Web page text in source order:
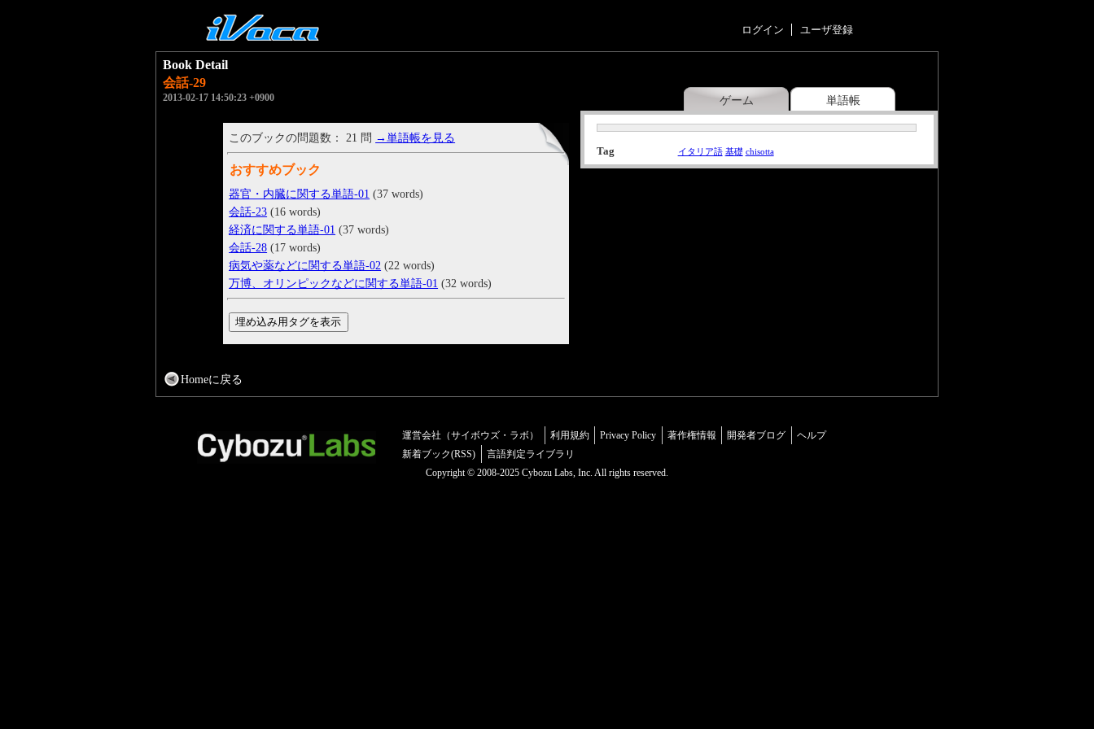
ログイン ユーザ登録
ゲーム 単語帳
Book Detail
会話-29
2013-02-17 14:50:23 +0900
Tag イタリア語 基礎 chisotta
このブックの問題数： 21 問 →単語帳を見る
おすすめブック
器官・内臓に関する単語-01 (37 words)
会話-23 (16 words)
経済に関する単語-01 (37 words)
会話-28 (17 words)
病気や薬などに関する単語-02 (22 words)
万博、オリンピックなどに関する単語-01 (32 words)
Homeに戻る
運営会社（サイボウズ・ラボ） 利用規約 Privacy Policy 著作権情報 開発者ブログ
ヘルプ
新着ブック(RSS)
言語判定ライブラリ
Copyright © 2008-2025 Cybozu Labs, Inc. All rights reserved.